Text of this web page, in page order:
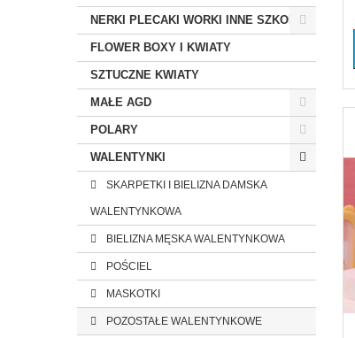
NERKI PLECAKI WORKI INNE SZKOLNE
FLOWER BOXY I KWIATY
SZTUCZNE KWIATY
MAŁE AGD
POLARY
WALENTYNKI
SKARPETKI I BIELIZNA DAMSKA
WALENTYNKOWA
BIELIZNA MĘSKA WALENTYNKOWA
POŚCIEL
MASKOTKI
POZOSTAŁE WALENTYNKOWE